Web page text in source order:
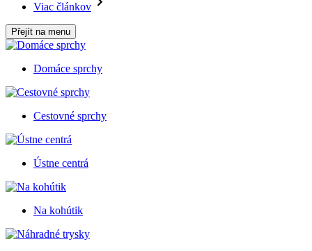
Viac článkov
Přejít na menu
Domáce sprchy
Cestovné sprchy
Ústne centrá
Na kohútik